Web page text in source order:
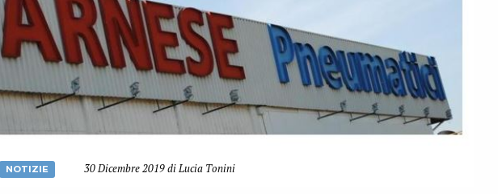
NOTIZIE 30 Dicembre 2019 di Lucia Tonini